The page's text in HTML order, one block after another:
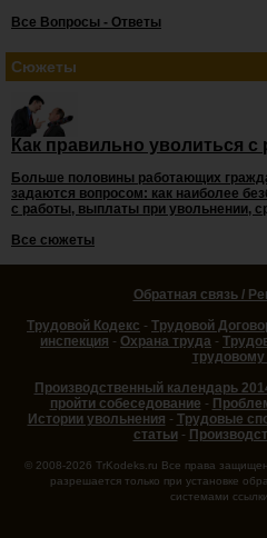
Все Вопросы - Ответы
Сюжеты
Как правильно уволиться с
Больше половины работающих
задаются вопросом: как наиболее
с работы, выплаты при увольнении,
Все сюжеты
Обратная связь /
Трудовой Кодекс - Трудовой
инспекция - Охрана труда -
трудовому
Производственный календарь
пройти собеседование -
Истории увольнения - Трудовые
статьи-
© 2008-2026 TrKodeks.ru Все права
разрешается только при установке
системами